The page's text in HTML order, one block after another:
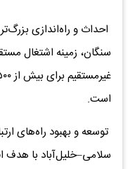
احداث و راه‌اندازی
سنگان، زمینه اشتغال
است.
توسعه و بهبود راه‌های
سلامی–خلیل‌آباد با هدف